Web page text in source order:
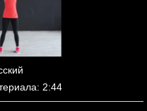
: 2:44